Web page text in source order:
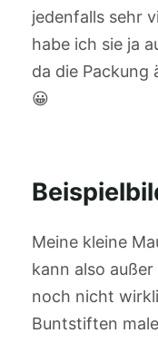
jedenfalls sehr
habe ich sie ja
da die Packung
😀
Meine kleine
kann also
noch nicht
Buntstiften